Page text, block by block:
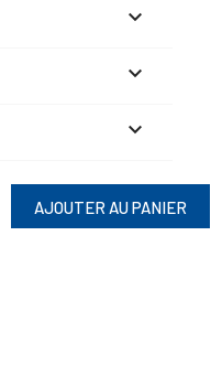
AJOUTER AU PANIER


